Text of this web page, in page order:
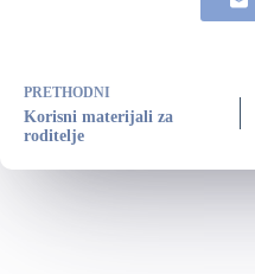
PRETHODNI
Korisni materijali za
roditelje